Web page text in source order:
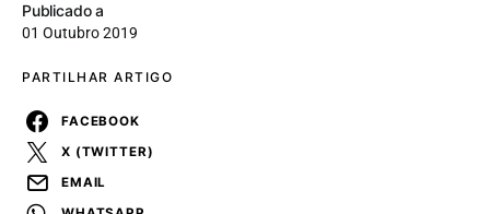
Publicado a
01 Outubro 2019
PARTILHAR ARTIGO
FACEBOOK
X (TWITTER)
EMAIL